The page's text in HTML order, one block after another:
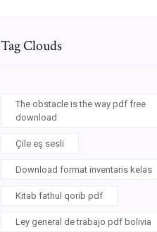
Tag Clouds
The obstacle is the way pdf free
download
Çile eş sesli
Download format inventaris kelas
Kitab fathul qorib pdf
Ley general de trabajo pdf bolivia